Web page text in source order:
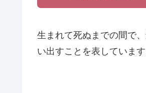
生まれて死ぬまでの間で
い出すことを表しています